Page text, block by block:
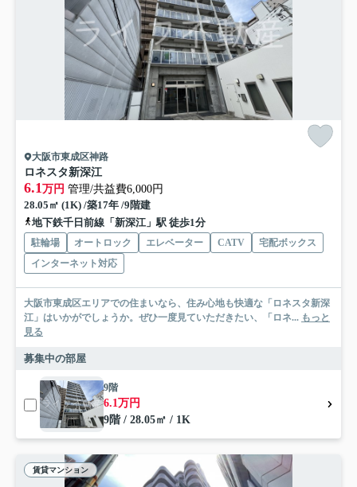
大阪市東成区神路
ロネスタ新深江
6.1万円 管理/共益費6,000円
28.05㎡ (1K) /築17年 /9階建
地下鉄千日前線「新深江」駅 徒歩1分
駐輪場 オートロック エレベーター CATV
宅配ボックス
インターネット対応
大阪市東成区エリアでの住まいなら、住み心地も快適な「ロネスタ新深
江」はいかがでしょうか。ぜひ一度見ていただきたい、「ロネ... もっと
見る
募集中の部屋
9階
6.1万円
9階 / 28.05㎡ / 1K
賃貸マンション